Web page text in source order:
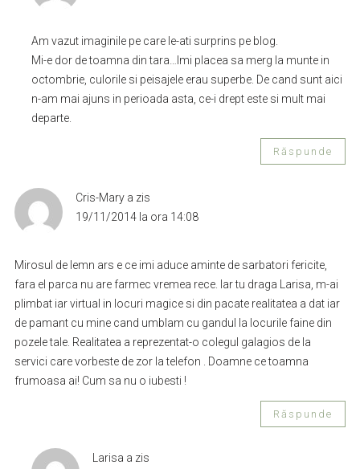
Am vazut imaginile pe care le-ati surprins pe blog.
Mi-e dor de toamna din tara…Imi placea sa merg la munte in
octombrie, culorile si peisajele erau superbe. De cand sunt aici
n-am mai ajuns in perioada asta, ce-i drept este si mult mai
departe.
Răspunde
Cris-Mary a zis
19/11/2014 la ora 14:08
Mirosul de lemn ars e ce imi aduce aminte de sarbatori fericite,
fara el parca nu are farmec vremea rece. Iar tu draga Larisa, m-ai
plimbat iar virtual in locuri magice si din pacate realitatea a dat iar
de pamant cu mine cand umblam cu gandul la locurile faine din
pozele tale. Realitatea a reprezentat-o colegul galagios de la
servici care vorbeste de zor la telefon . Doamne ce toamna
frumoasa ai! Cum sa nu o iubesti !
Răspunde
Larisa a zis